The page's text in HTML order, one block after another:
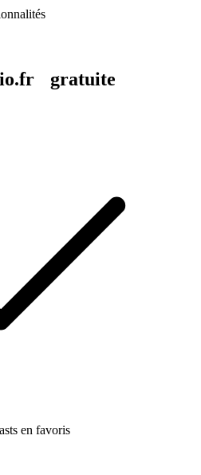
gratuite
en favoris